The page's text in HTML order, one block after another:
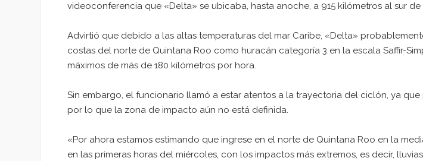
videoconferencia que «Delta» se ubicaba, hasta anoche, a 915 kilómetros al sur de
Advirtió que debido a las altas temperaturas del mar Caribe, «Delta»
costas del norte de Quintana Roo como huracán categoría 3 en la escala Saffir-
máximos de más de 180 kilómetros por hora.
Sin embargo, el funcionario llamó a estar atentos a la trayectoria del ciclón, ya
por lo que la zona de impacto aún no está definida.
«Por ahora estamos estimando que ingrese en el norte de Quintana Roo en la
en las primeras horas del miércoles, con los impactos más extremos, es decir,